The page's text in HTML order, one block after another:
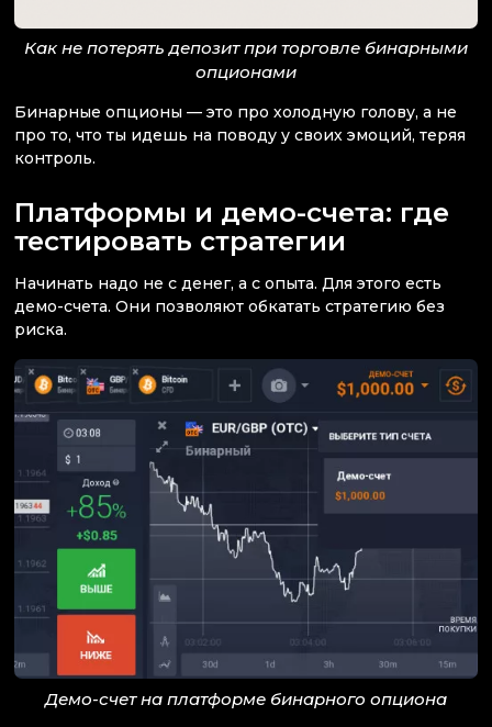
Как не потерять депозит при торговле бинарными
опционами
Бинарные опционы — это про холодную голову, а не
про то, что ты идешь на поводу у своих эмоций, теряя
контроль.
Платформы и демо-счета: где
тестировать стратегии
Начинать надо не с денег, а с опыта. Для этого есть
демо-счета. Они позволяют обкатать стратегию без
риска.
Демо-счет на платформе бинарного опциона